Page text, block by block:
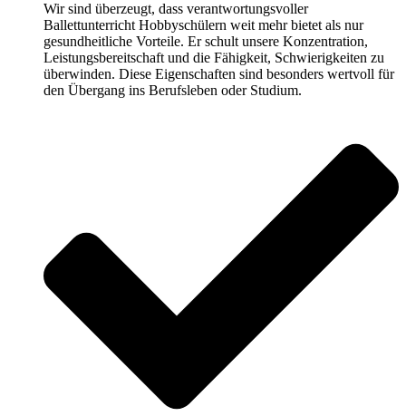
Wir sind überzeugt, dass verantwortungsvoller
Ballettunterricht Hobbyschülern weit mehr bietet als nur
gesundheitliche Vorteile. Er schult unsere Konzentration,
Leistungsbereitschaft und die Fähigkeit, Schwierigkeiten zu
überwinden. Diese Eigenschaften sind besonders wertvoll für
den Übergang ins Berufsleben oder Studium.